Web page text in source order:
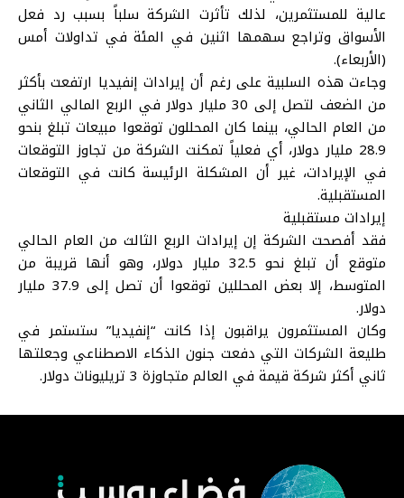
عالية للمستثمرين، لذلك تأثرت الشركة سلباً بسبب رد فعل
الأسواق وتراجع سهمها اثنين في المئة في تداولات أمس
(الأربعاء).
وجاءت هذه السلبية على رغم أن إيرادات إنفيديا ارتفعت بأكثر
من الضعف لتصل إلى 30 مليار دولار في الربع المالي الثاني
من العام الحالي، بينما كان المحللون توقعوا مبيعات تبلغ بنحو
28.9 مليار دولار، أي فعلياً تمكنت الشركة من تجاوز التوقعات
في الإيرادات، غير أن المشكلة الرئيسة كانت في التوقعات
المستقبلية.
إيرادات مستقبلية
فقد أفصحت الشركة إن إيرادات الربع الثالث من العام الحالي
متوقع أن تبلغ نحو 32.5 مليار دولار، وهو أنها قريبة من
المتوسط، إلا بعض المحللين توقعوا أن تصل إلى 37.9 مليار
دولار.
وكان المستثمرون يراقبون إذا كانت “إنفيديا” ستستمر في
طليعة الشركات التي دفعت جنون الذكاء الاصطناعي وجعلتها
ثاني أكثر شركة قيمة في العالم متجاوزة 3 تريليونات دولار.